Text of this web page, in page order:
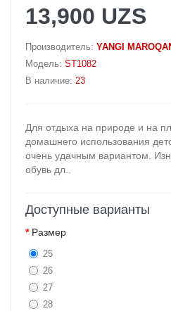
13,900 UZS
Производитель: YANGI
Модель: ST1082
В наличие: 23
Для отдыха на природе и на
домашнего использования
очень удачным вариантом.
обувь дл..
Доступные варианты
Размер
25
26
27
28